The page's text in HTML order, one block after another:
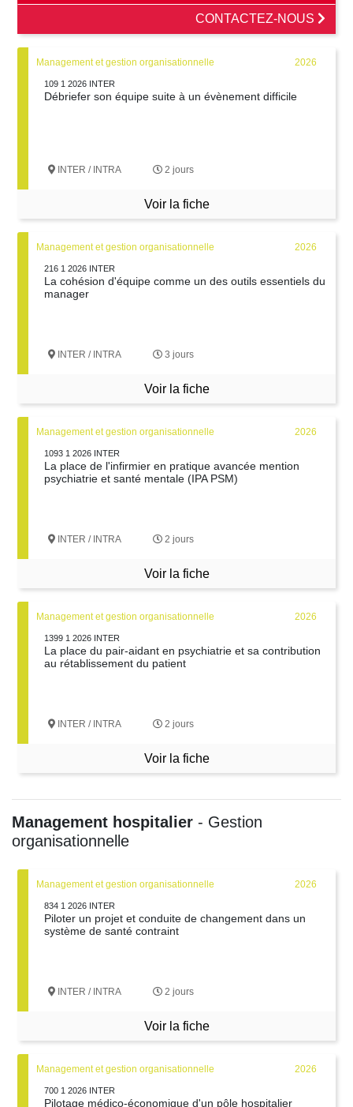
CONTACTEZ-NOUS
Management et gestion organisationnelle 2026
109 1 2026 INTER
Débriefer son équipe suite à un évènement difficile
INTER / INTRA 2 jours
Voir la fiche
Management et gestion organisationnelle 2026
216 1 2026 INTER
La cohésion d'équipe comme un des outils essentiels du
manager
INTER / INTRA 3 jours
Voir la fiche
Management et gestion organisationnelle 2026
1093 1 2026 INTER
La place de l'infirmier en pratique avancée mention
psychiatrie et santé mentale (IPA PSM)
INTER / INTRA 2 jours
Voir la fiche
Management et gestion organisationnelle 2026
1399 1 2026 INTER
La place du pair-aidant en psychiatrie et sa contribution
au rétablissement du patient
INTER / INTRA 2 jours
Voir la fiche
Management hospitalier - Gestion
organisationnelle
Management et gestion organisationnelle 2026
834 1 2026 INTER
Piloter un projet et conduite de changement dans un
système de santé contraint
INTER / INTRA 2 jours
Voir la fiche
Management et gestion organisationnelle 2026
700 1 2026 INTER
Pilotage médico-économique d'un pôle hospitalier